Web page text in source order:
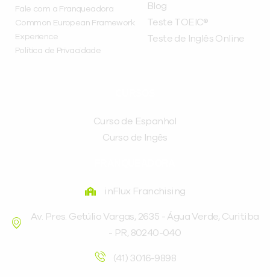
Fale com a Franqueadora
Common European Framework
Experience
Política de Privacidade
Blog
Teste TOEIC®
Teste de Inglês Online
Curso de Espanhol
Curso de Ingês
inFlux Franchising
Av. Pres. Getúlio Vargas, 2635 - Água Verde, Curitiba
- PR, 80240-040
(41) 3016-9898